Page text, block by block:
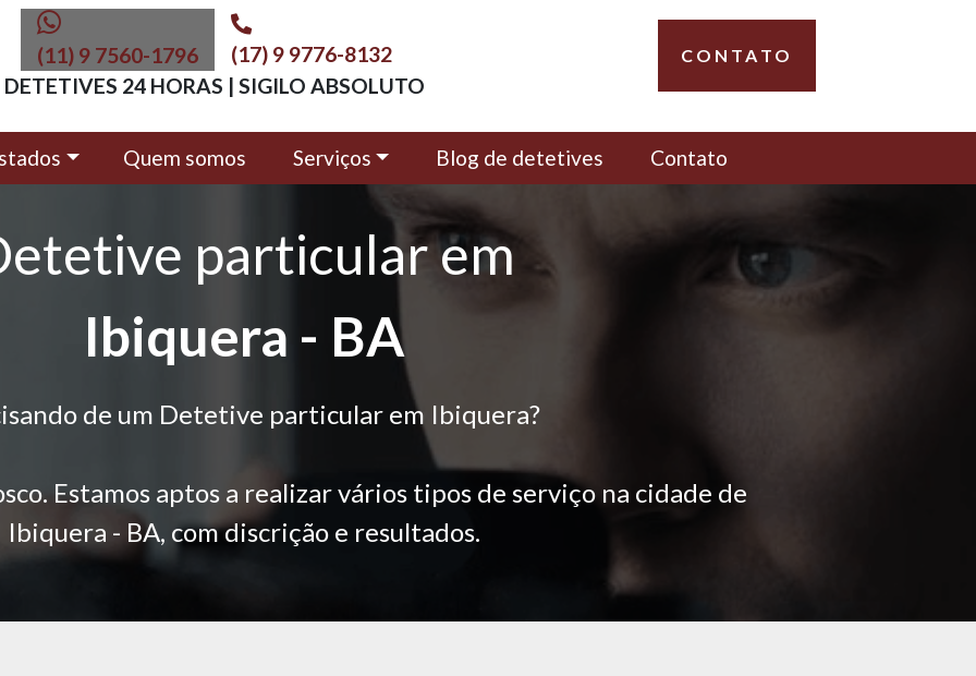
(11) 9 7560-1796
(17) 9 9776-8132
DETETIVES 24 HORAS | SIGILO ABSOLUTO
CONTATO
Quem somos Serviços Blog de detetives Contato
particular em
Ibiquera - BA
de um Detetive particular em Ibiquera?
Estamos aptos a realizar vários tipos de serviço na cidade de
Ibiquera - BA, com discrição e resultados.